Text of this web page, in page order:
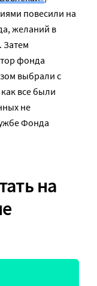
повесили на
желаний в
Затем
фонда
выбрали с
все были
не
Фонда
на